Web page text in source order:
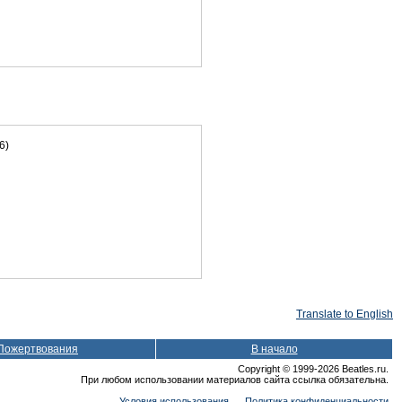
Translate to English
В начало
Copyright © 1999-2026 Beatles.ru.
При любом использовании материалов сайта ссылка обязательна.